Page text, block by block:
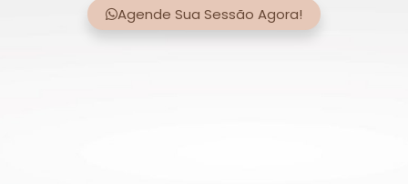
Agende Sua Sessão Agora!